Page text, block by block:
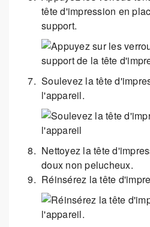
tête d'impression en
support.
Soulevez la tête
l'appareil.
Nettoyez la tête
doux non pelucheux.
Réinsérez la tête